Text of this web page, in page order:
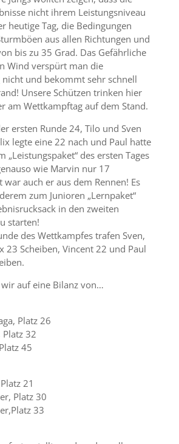
nicht ihrem Leistungsniveau
heutige Tag, die Bedingungen
aus allen Richtungen und
bis zu 35 Grad. Das Gefährliche
Wind verspürt man die
und bekommt sehr schnell
Unsere Schützen trinken hier
am Wettkampftag auf dem Stand.
ersten Runde 24, Tilo und Sven
legte eine 22 nach und Paul hatte
„Leistungspaket“ des ersten Tages
wie Marvin nur 17
war auch er aus dem Rennen! Es
zum Junioren „Lernpaket“
in den zweiten
starten!
des Wettkampfes trafen Sven,
23 Scheiben, Vincent 22 und Paul
auf eine Bilanz von…
Platz 26
Platz 32
45
21
Platz 30
33